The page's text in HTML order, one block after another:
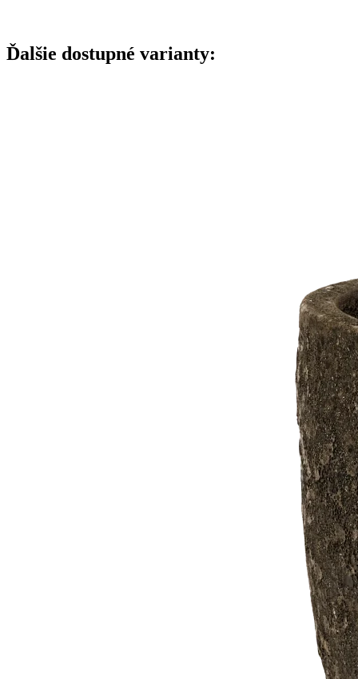
Ďalšie dostupné varianty: